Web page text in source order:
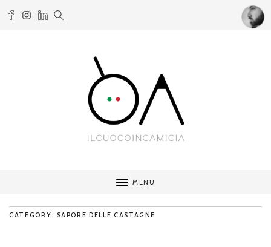
MENU
CATEGORY: SAPORE DELLE CASTAGNE